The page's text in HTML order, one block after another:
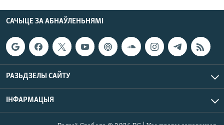
САЧЫЦЕ ЗА АБНАЎЛЕНЬНЯМІ
РАЗЬДЗЕЛЫ САЙТУ
ІНФАРМАЦЫЯ